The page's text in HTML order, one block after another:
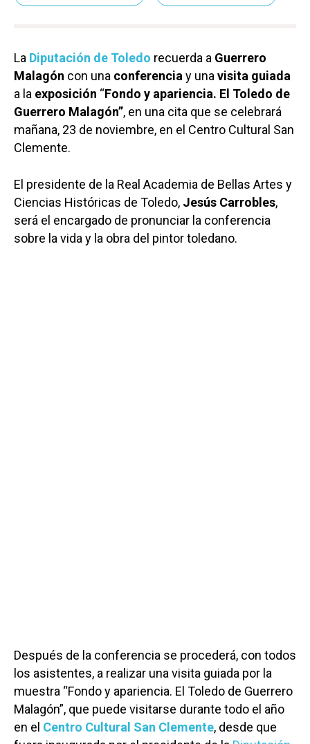
La Diputación de Toledo recuerda a Guerrero
Malagón con una conferencia y una visita guiada
a la exposición “Fondo y apariencia. El Toledo de
Guerrero Malagón”, en una cita que se celebrará
mañana, 23 de noviembre, en el Centro Cultural San
Clemente.
El presidente de la Real Academia de Bellas Artes y
Ciencias Históricas de Toledo, Jesús Carrobles,
será el encargado de pronunciar la conferencia
sobre la vida y la obra del pintor toledano.
Después de la conferencia se procederá, con todos
los asistentes, a realizar una visita guiada por la
muestra “Fondo y apariencia. El Toledo de Guerrero
Malagón”, que puede visitarse durante todo el año
en el Centro Cultural San Clemente, desde que